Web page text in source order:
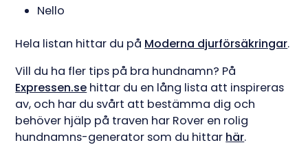
Nello
Hela listan hittar du på Moderna djurförsäkringar.
Vill du ha fler tips på bra hundnamn? På
Expressen.se hittar du en lång lista att inspireras
av, och har du svårt att bestämma dig och
behöver hjälp på traven har Rover en rolig
hundnamns-generator som du hittar här.